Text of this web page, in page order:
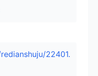
22401.